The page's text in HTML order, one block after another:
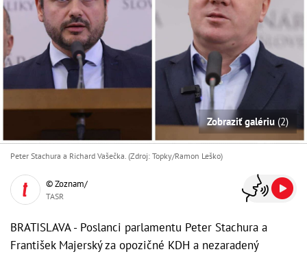
Zobraziť galériu (2)
Peter Stachura a Richard Vašečka. (Zdroj: Topky/Ramon Leško)
© Zoznam/
TASR
BRATISLAVA - Poslanci parlamentu Peter Stachura a
František Majerský za opozičné KDH a nezaradený